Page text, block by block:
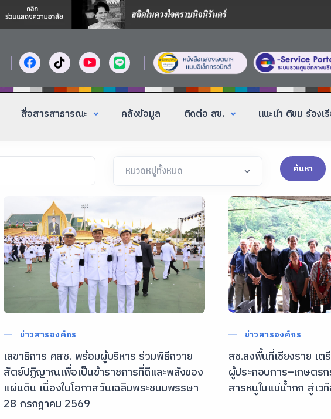
| |
สื่อสารสาธารณะ คลังข้อมูล ติดต่อ สช. แนะนำ ติชม ร้องเ
ค้นหา
ข่าวสารองค์กร
เลขาธิการ คสช. พร้อมผู้บริหาร ร่วมพิธีถวาย
สัตย์ปฏิญาณเพื่อเป็นข้าราชการที่ดีและพลังของ
แผ่นดิน เนื่องในโอกาสวันเฉลิมพระชนมพรรษา
28 กรกฎาคม 2569
ข่าวสารองค์กร
สช.ลงพื้นที่เชียงราย เ
ผู้ประกอบการ–เกษตร
สารหนูในแม่น้ำกก สู่เ